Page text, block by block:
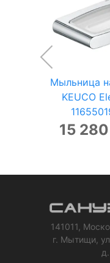
Мыльница
KEUCO
15
141011,
г. Мытищи,